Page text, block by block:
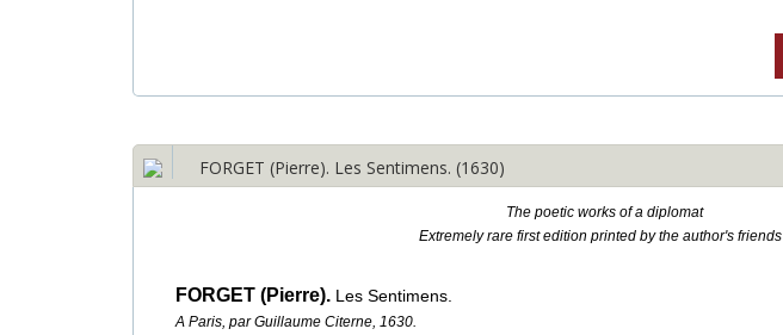
FORGET (Pierre). Les Sentimens. (1630)
The poetic works of a diplomat
Extremely rare first edition printed by the author's friends
FORGET (Pierre). Les Sentimens.
A Paris, par Guillaume Citerne, 1630.